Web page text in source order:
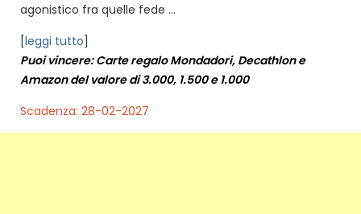
agonistico fra quelle fede ...
[leggi tutto]
Puoi vincere: Carte regalo Mondadori, Decathlon e
Amazon del valore di 3.000, 1.500 e 1.000
Scadenza: 28-02-2027